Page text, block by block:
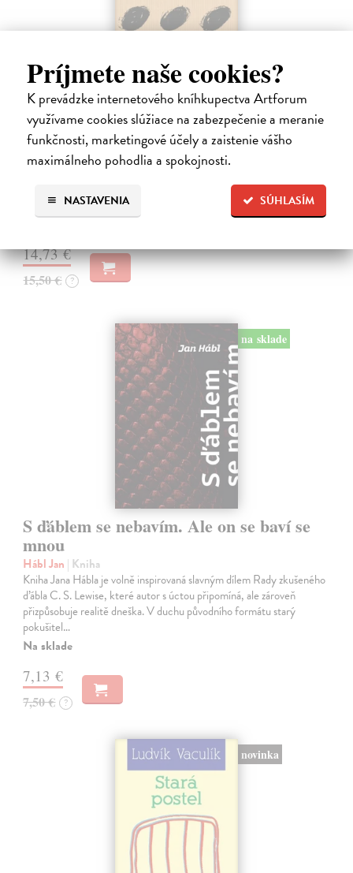
Príjmete naše cookies?
K prevádzke internetového kníhkupectva Artforum
využívame cookies slúžiace na zabezpečenie a meranie
funkčnosti, marketingové účely a zaistenie vášho
maximálneho pohodlia a spokojnosti.
SÚHLASÍM
NASTAVENIA
Pomalost
Kundera Milan| Kniha
Pomalost, chronologicky první ze čtyř románů Milana Kundery
napsaných francouzsky, vychází v českém překladu Anny
Kareninové. Vydávání Kunderových románů v českém jazyce se
uzavírá.
Na sklade
14,73 €
15,50 € ?
na sklade
S ďáblem se nebavím. Ale on se baví se
mnou
Hábl Jan | Kniha
Kniha Jana Hábla je volně inspirovaná slavným dílem Rady zkušeného
ďábla C. S. Lewise, které autor s úctou připomíná, ale zároveň
přizpůsobuje realitě dneška. V duchu původního formátu starý
pokušitel…
Na sklade
7,13 €
7,50 € ?
novinka